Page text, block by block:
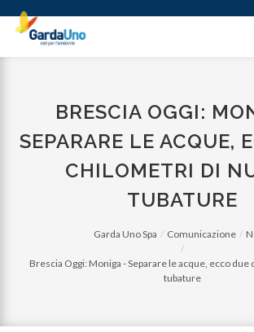
Gardauno
Spa
BRESCIA OGGI:
SEPARARE LE ACQUE,
CHILOMETRI DI
TUBATURE
Garda Uno Spa Comunicazione
Brescia Oggi: Moniga - Separare le acque, ecco
tubature